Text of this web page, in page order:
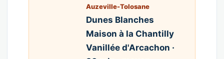
Auzeville-Tolosane
Dunes Blanches
Maison à la Chantilly
Vanillée d'Arcachon ·